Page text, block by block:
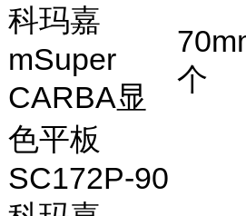
科玛嘉
mSuper
CARBA显
色平板
个
SC172P-90